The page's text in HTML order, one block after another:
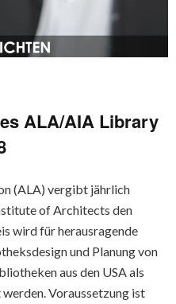
ALA/AIA Library
(ALA) vergibt jährlich
of Architects den
wird für herausragende
und Planung von
aus den USA als
Voraussetzung ist